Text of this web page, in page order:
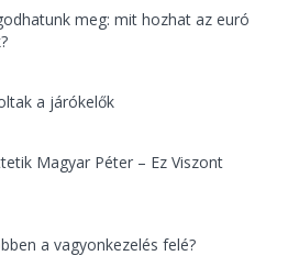
meg: mit hozhat az euró
a járókelők
Magyar Péter – Ez Viszont
a vagyonkezelés felé?